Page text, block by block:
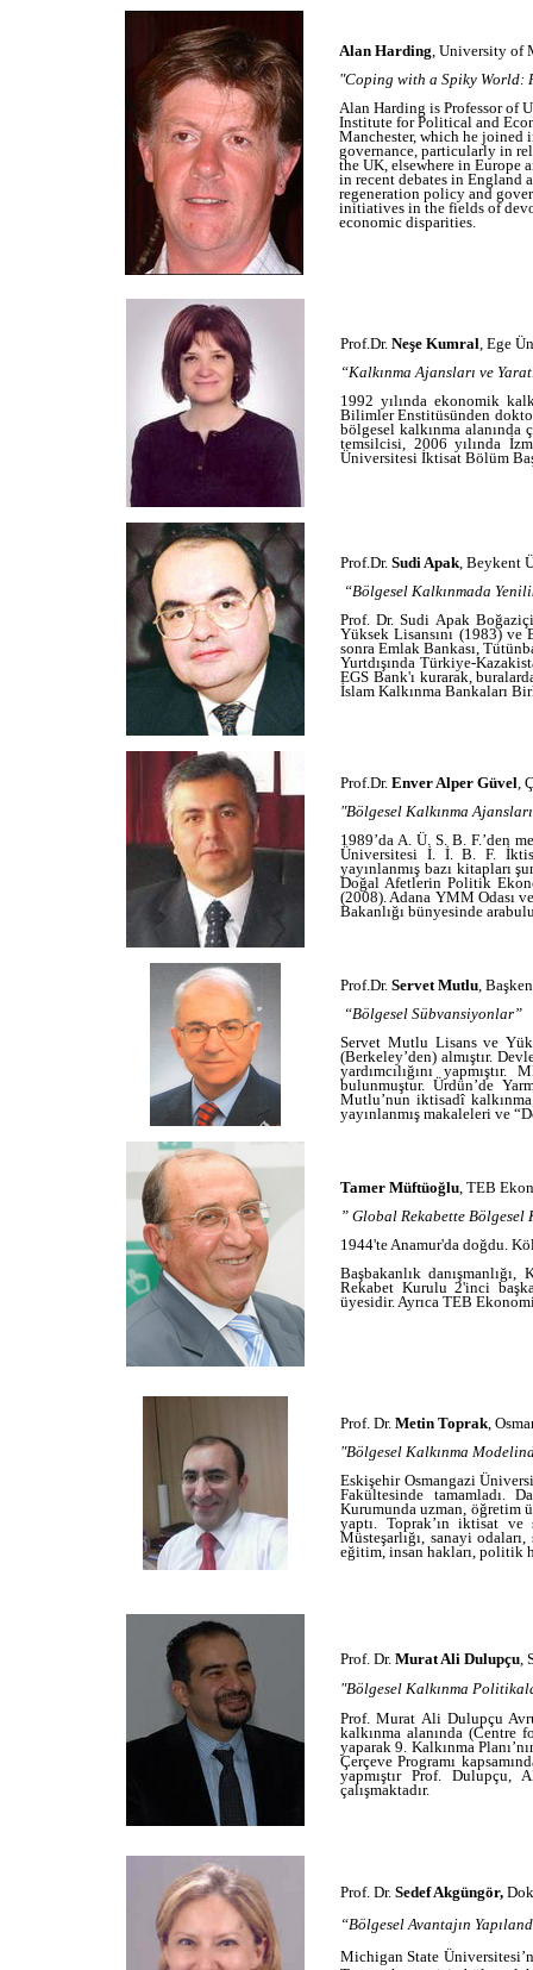
Alan Harding, University of
"Coping with a Spiky World:
Alan Harding is Professor of
Institute for Political and
Manchester, which he joined
governance, particularly in
the UK, elsewhere in Europe
in recent debates in England
regeneration policy and
initiatives in the fields of
economic disparities.
Prof.Dr. Neşe Kumral, Ege
“Kalkınma Ajansları ve
1992 yılında ekonomik
Bilimler Enstitüsünden
bölgesel kalkınma alanında
temsilcisi, 2006 yılında
Üniversitesi İktisat Bölüm
Prof.Dr. Sudi Apak, Beykent
“Bölgesel Kalkınmada
Prof. Dr. Sudi Apak
Yüksek Lisansını (1983) ve
sonra Emlak Bankası,
Yurtdışında Türkiye-
EGS Bank'ı kurarak,
İslam Kalkınma Bankaları
Prof.Dr. Enver Alper Güvel,
"Bölgesel Kalkınma
1989’da A. Ü. S. B. F.’den
Üniversitesi İ. İ. B. F.
yayınlanmış bazı kitapları
Doğal Afetlerin Politik
(2008). Adana YMM Odası
Bakanlığı bünyesinde
Prof.Dr. Servet Mutlu,
“Bölgesel Sübvansiyonlar”
Servet Mutlu Lisans ve
(Berkeley’den) almıştır.
yardımcılığını
bulunmuştur. Ürdün’de
Mutlu’nun iktisadî
yayınlanmış makaleleri ve
Tamer Müftüoğlu, TEB
” Global Rekabette Bölgesel
1944'te Anamur'da doğdu.
Başbakanlık
Rekabet Kurulu 2'inci
üyesidir. Ayrıca TEB
Prof. Dr. Metin Toprak,
"Bölgesel Kalkınma
Eskişehir Osmangazi
Fakültesinde tamamladı.
Kurumunda uzman, öğretim
yaptı. Toprak’ın iktisat
Müsteşarlığı, sanayi
eğitim, insan hakları, politik
Prof. Dr. Murat Ali Dulupçu,
"Bölgesel Kalkınma
Prof. Murat Ali Dulupçu
kalkınma alanında (Centre
yaparak 9. Kalkınma
Çerçeve Programı
yapmıştır Prof. Dulupçu,
çalışmaktadır.
Prof. Dr. Sedef Akgüngör,
“Bölgesel Avantajın
Michigan State